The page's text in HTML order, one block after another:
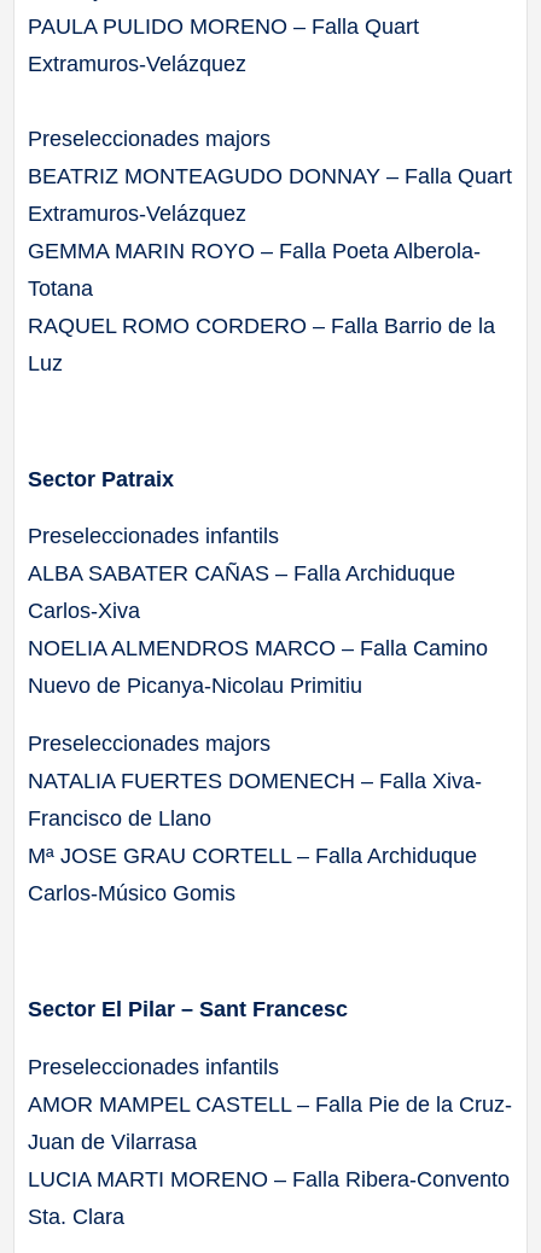
PAULA PULIDO MORENO – Falla Quart
Extramuros-Velázquez
Preseleccionades majors
BEATRIZ MONTEAGUDO DONNAY – Falla Quart
Extramuros-Velázquez
GEMMA MARIN ROYO – Falla Poeta Alberola-
Totana
RAQUEL ROMO CORDERO – Falla Barrio de la
Luz
Sector Patraix
Preseleccionades infantils
ALBA SABATER CAÑAS – Falla Archiduque
Carlos-Xiva
NOELIA ALMENDROS MARCO – Falla Camino
Nuevo de Picanya-Nicolau Primitiu
Preseleccionades majors
NATALIA FUERTES DOMENECH – Falla Xiva-
Francisco de Llano
Mª JOSE GRAU CORTELL – Falla Archiduque
Carlos-Músico Gomis
Sector El Pilar – Sant Francesc
Preseleccionades infantils
AMOR MAMPEL CASTELL – Falla Pie de la Cruz-
Juan de Vilarrasa
LUCIA MARTI MORENO – Falla Ribera-Convento
Sta. Clara